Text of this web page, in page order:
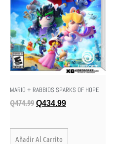
MARIO + RABBIDS SPARKS OF HOPE
Q474.99 Q434.99
Añadir Al Carrito